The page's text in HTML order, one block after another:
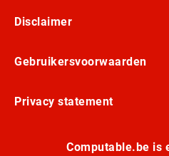
Disclaimer
Gebruikersvoorwaarden
Privacy statement
Computable.be is